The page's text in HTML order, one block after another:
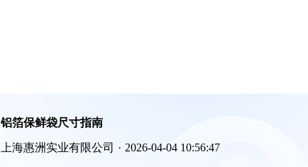
铝箔保鲜袋尺寸指南
上海惠洲实业有限公司 · 2026-04-04 10:56:47